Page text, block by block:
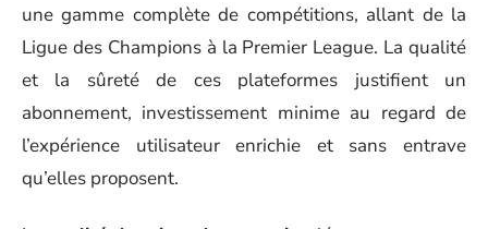
une gamme complète de compétitions, allant de la
Ligue des Champions à la Premier League. La qualité
et la sûreté de ces plateformes justifient un
abonnement, investissement minime au regard de
l’expérience utilisateur enrichie et sans entrave
qu’elles proposent.